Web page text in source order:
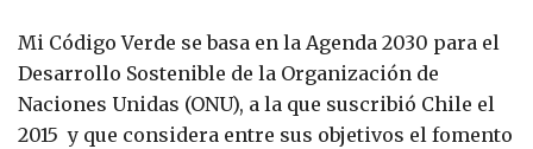
Mi Código Verde se basa en la Agenda 2030 para el
Desarrollo Sostenible de la Organización de
Naciones Unidas (ONU), a la que suscribió Chile el
2015 y que considera entre sus objetivos el fomento